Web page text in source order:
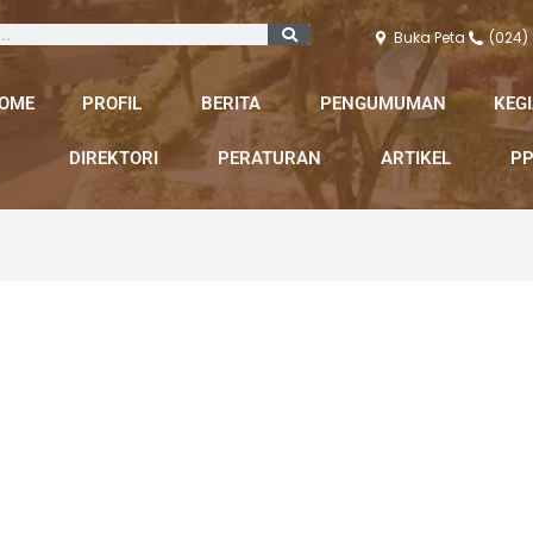
Buka Peta (024)
PROFIL BERITA PENGUMUMAN
DIREKTORI PERATURAN ARTIKEL